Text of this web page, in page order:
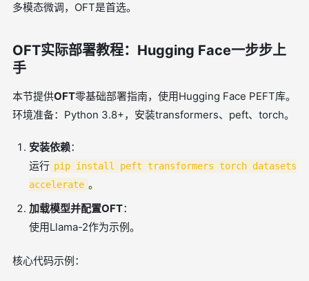
多模态微调，OFT是首选。
OFT实际部署教程：Hugging Face一步步上
手
本节提供OFT零基础部署指南，使用Hugging Face PEFT库。
环境准备：Python 3.8+，安装transformers、peft、torch。
安装依赖：
运行 pip install peft transformers torch datasets
accelerate 。
加载模型并配置OFT：
使用Llama-2作为示例。
核心代码示例：